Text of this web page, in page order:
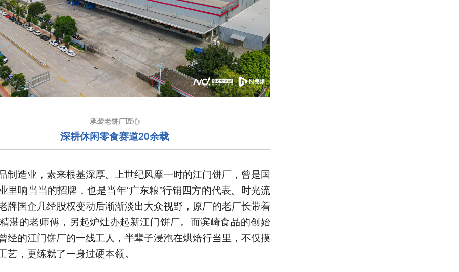
承袭老饼厂匠心
深耕休闲零食赛道20余载
制造业，素来根基深厚。上世纪风靡一时的江门饼厂，曾是国
里响当当的招牌，也是当年“广东粮”行销四方的代表。时光流
牌国企几经股权变动后渐渐淡出大众视野，原厂的老厂长带着
湛的老师傅，另起炉灶办起新江门饼厂。而滨崎食品的创始
经的江门饼厂的一线工人，半辈子浸泡在烘焙行当里，不仅摸
艺，更练就了一身过硬本领。